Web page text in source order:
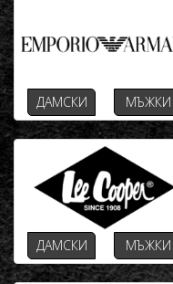
ДАМСКИ МЪЖКИ
ДАМСКИ МЪЖКИ